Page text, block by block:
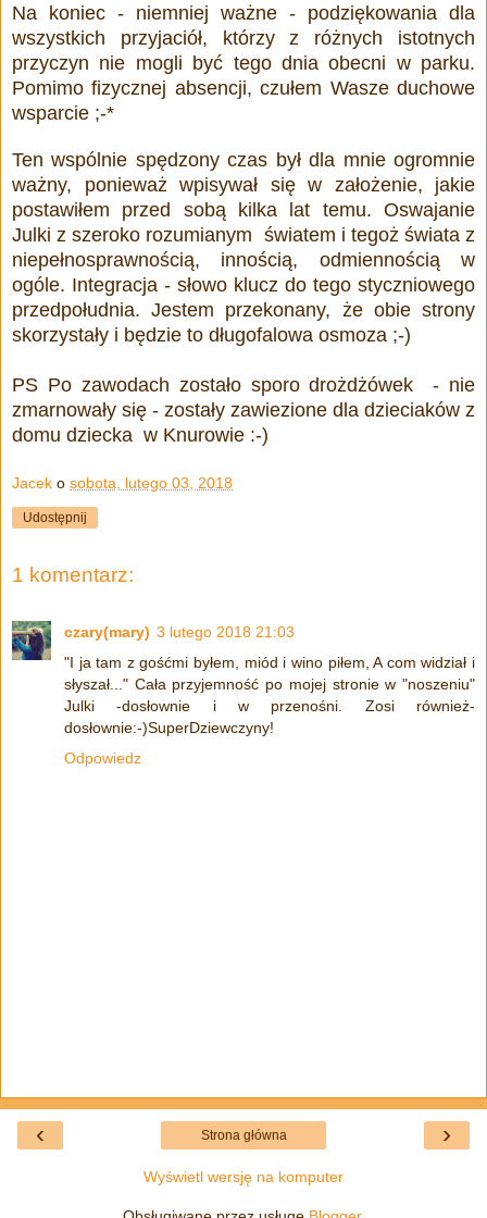
Na koniec - niemniej ważne - podziękowania dla
wszystkich przyjaciół, którzy z różnych istotnych
przyczyn nie mogli być tego dnia obecni w parku.
Pomimo fizycznej absencji, czułem Wasze duchowe
wsparcie ;-*
Ten wspólnie spędzony czas był dla mnie ogromnie
ważny, ponieważ wpisywał się w założenie, jakie
postawiłem przed sobą kilka lat temu. Oswajanie
Julki z szeroko rozumianym światem i tegoż świata z
niepełnosprawnością, innością, odmiennością w
ogóle. Integracja - słowo klucz do tego styczniowego
przedpołudnia. Jestem przekonany, że obie strony
skorzystały i będzie to długofalowa osmoza ;-)
PS Po zawodach zostało sporo drożdżówek - nie
zmarnowały się - zostały zawiezione dla dzieciaków z
domu dziecka w Knurowie :-)
Jacek o sobota, lutego 03, 2018
Udostępnij
1 komentarz:
czary(mary) 3 lutego 2018 21:03
"I ja tam z gośćmi byłem, miód i wino piłem, A com widział i
słyszał..." Cała przyjemność po mojej stronie w "noszeniu"
Julki -dosłownie i w przenośni. Zosi również-
dosłownie:-)SuperDziewczyny!
Odpowiedz
‹ ›
Strona główna
Wyświetl wersję na komputer